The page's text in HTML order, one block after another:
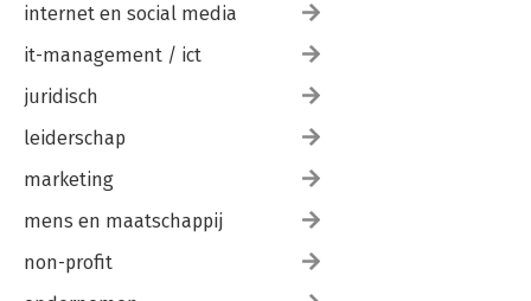
internet en social media
it-management / ict
juridisch
leiderschap
marketing
mens en maatschappij
non-profit